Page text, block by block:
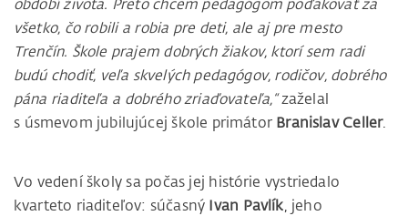
období života. Preto chcem pedagógom poďakovať za
všetko, čo robili a robia pre deti, ale aj pre mesto
Trenčín. Škole prajem dobrých žiakov, ktorí sem radi
budú chodiť, veľa skvelých pedagógov, rodičov, dobrého
pána riaditeľa a dobrého zriaďovateľa,“zaželal
s úsmevom jubilujúcej škole primátor Branislav Celler.
Vo vedení školy sa počas jej histórie vystriedalo
kvarteto riaditeľov: súčasný Ivan Pavlík, jeho